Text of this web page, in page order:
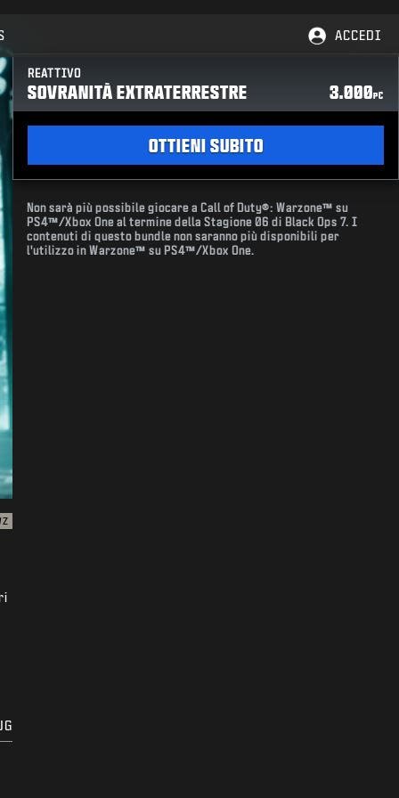
ACCEDI
REATTIVO
SOVRANITÀ EXTRATERRESTRE 3.000PC
OTTIENI SUBITO
Non sarà più possibile giocare a Call of Duty®: Warzone™ su
PS4™/Xbox One al termine della Stagione 06 di Black Ops 7. I
contenuti di questo bundle non saranno più disponibili per
l'utilizzo in Warzone™ su PS4™/Xbox One.